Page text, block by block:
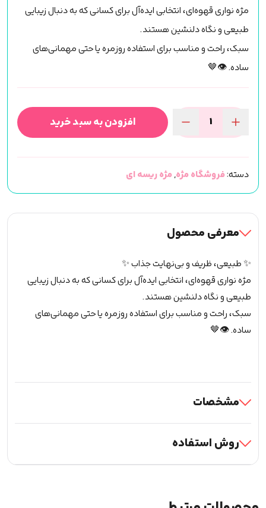
مژه نواری قهوه‌ای، انتخابی ایده‌آل برای کسانی که به دنبال زیبایی
طبیعی و نگاه دلنشین هستند.
سبک، راحت و مناسب برای استفاده روزمره یا حتی مهمانی‌های
ساده. 👁🤎
گره
ای
ساده
قهوه
عدد
افزودن به سبد خرید
دسته:فروشگاه مژه,مژه ریسه ای
معرفی محصول
✨ طبیعی، ظریف و بی‌نهایت جذاب ✨
مژه نواری قهوه‌ای، انتخابی ایده‌آل برای کسانی که به دنبال زیبایی
طبیعی و نگاه دلنشین هستند.
سبک، راحت و مناسب برای استفاده روزمره یا حتی مهمانی‌های
ساده. 👁🤎
مشخصات
روش استفاده